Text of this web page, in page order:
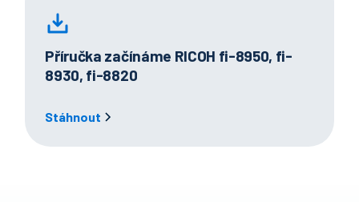
Příručka začínáme RICOH fi-8950, fi-
8930, fi-8820
Stáhnout